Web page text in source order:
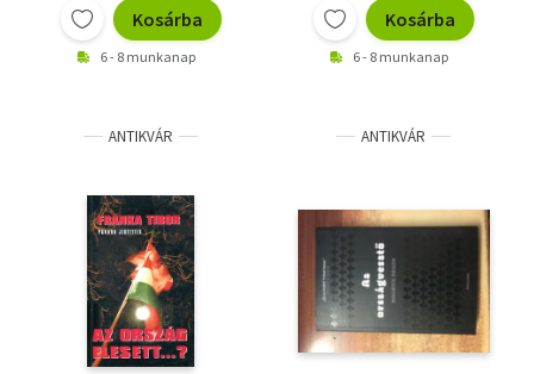
Kosárba
6 - 8 munkanap
Kosárba
6 - 8 munkanap
ANTIKVÁR ANTIKVÁR